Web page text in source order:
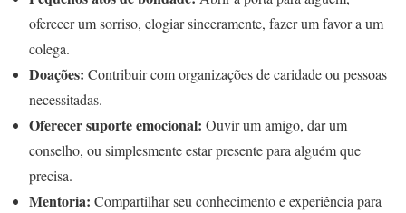
oferecer um sorriso, elogiar sinceramente, fazer um favor a um
colega.
Doações: Contribuir com organizações de caridade ou pessoas
necessitadas.
Oferecer suporte emocional: Ouvir um amigo, dar um
conselho, ou simplesmente estar presente para alguém que
precisa.
Mentoria: Compartilhar seu conhecimento e experiência para